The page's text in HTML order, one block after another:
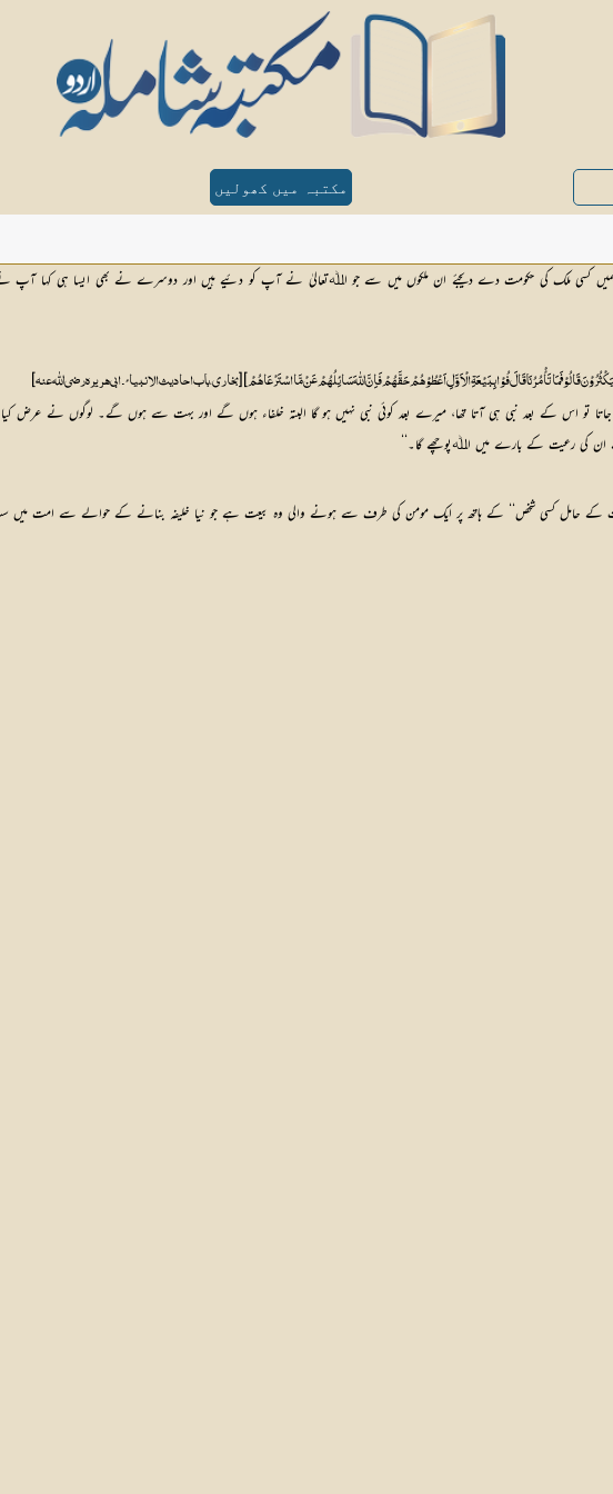
مکتبہ میں کھولیں
کسی ملک کی حکومت دے دیجئے ان ملکوں میں سے جو اﷲتعالیٰ نے آپ کو دئیے ہیں اور دوسرے نے بھی ایسا ہی کہا آپ
قَالُوْ فَمَا تَأْمُرُنَا قَالَ فُوْا بِبَیْعَۃِ الْاَوَّلِ اَعْطُوْھُمْ حَقَّھُمْ فَاِنَّ اللّٰہَ سَائِلُھُمْ عَنْ مَّا اسْتَرْعَاھُمْ]
[بخاری، باب احادیث الانبیائ۔ ابی ہریرہ رضی اللّٰه عنہ ]
تو اس کے بعد نبی ہی آتا تھا، میرے بعد کوئی نبی نہیں ہو گا البتہ خلفاء ہوں گے اور بہت سے ہوں گے۔ لوگوں نے عرض کیا
کی رعیت کے بارے میں اﷲپوچھے گا۔‘‘
خلافت کے حامل کسی شخص‘‘ کے ہاتھ پر ایک مومن کی طرف سے ہونے والی وہ بیعت ہے جو نیا خلیفہ بنانے کے حوالے سے